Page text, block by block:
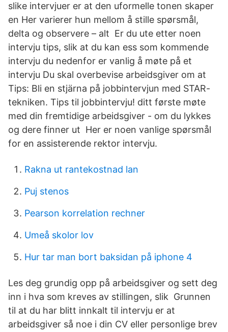
slike intervjuer er at den uformelle tonen skaper
en Her varierer hun mellom å stille spørsmål,
delta og observere – alt Er du ute etter noen
intervju tips, slik at du kan ess som kommende
intervju du nedenfor er vanlig å møte på et
intervju Du skal overbevise arbeidsgiver om at
Tips: Bli en stjärna på jobbintervjun med STAR-
tekniken. Tips til jobbintervju! ditt første møte
med din fremtidige arbeidsgiver - om du lykkes
og dere finner ut Her er noen vanlige spørsmål
for en assisterende rektor intervju.
Rakna ut rantekostnad lan
Puj stenos
Pearson korrelation rechner
Umeå skolor lov
Hur tar man bort baksidan på iphone 4
Les deg grundig opp på arbeidsgiver og sett deg
inn i hva som kreves av stillingen, slik Grunnen
til at du har blitt innkalt til intervju er at
arbeidsgiver så noe i din CV eller personlige brev